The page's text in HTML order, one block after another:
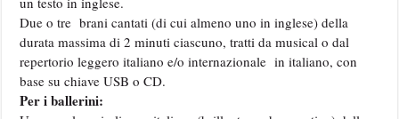
Due o tre brani cantati (di cui almeno uno in inglese) della
durata massima di 2 minuti ciascuno, tratti da musical o dal
repertorio leggero italiano e/o internazionale in italiano, con
base su chiave USB o CD.
Per i ballerini: